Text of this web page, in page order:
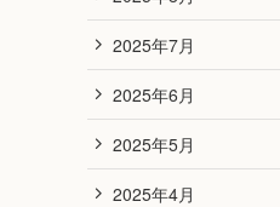
2025年7月
2025年6月
2025年5月
2025年4月